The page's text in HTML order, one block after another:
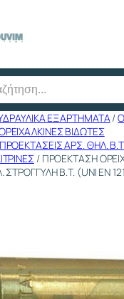
ΕΞΑΡΤΗΜΑΤΑ /
ΒΙΔΩΤΕΣ
ΠΡΟΕΚΤΑΣΕΙΣ ΑΡΣ. ΘΗΛ.
/ ΠΡΟΕΚΤΑΣΗ
Β.Τ. (UΝΙ ΕΝ